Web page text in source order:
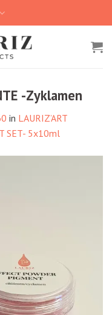
-Zyklamen
in LAURIZ’ART
SET- 5x10ml